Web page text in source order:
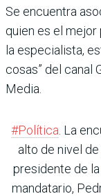
Se encuentra
quien es el mejor
la especialista,
cosas” del canal
Media.
#Política . La
alto de nivel
presidente de
mandatario,